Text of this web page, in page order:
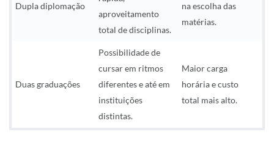
Dupla diplomação
aproveitamento
total de disciplinas.
na escolha das
matérias.
Duas graduações
Possibilidade de
cursar em ritmos
diferentes e até em
instituições
distintas.
Maior carga
horária e custo
total mais alto.